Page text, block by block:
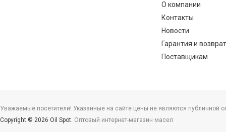
О компании
Контакты
Новости
Гарантия и возврат
Поставщикам
Уважаемые посетители! Указанные на сайте цены не являются публичной
Copyright © 2026 Oil Spot. Оптовый интернет-магазин масел